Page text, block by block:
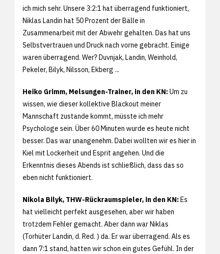
ich mich sehr. Unsere 3:2:1 hat überragend funktioniert,
Niklas Landin hat 50 Prozent der Bälle in
Zusammenarbeit mit der Abwehr gehalten. Das hat uns
Selbstvertrauen und Druck nach vorne gebracht. Einige
waren überragend. Wer? Duvnjak, Landin, Weinhold,
Pekeler, Bilyk, Nilsson, Ekberg ...
Heiko Grimm, Melsungen-Trainer, in den KN:Um zu
wissen, wie dieser kollektive Blackout meiner
Mannschaft zustande kommt, müsste ich mehr
Psychologe sein. Über 60 Minuten wurde es heute nicht
besser. Das war unangenehm. Dabei wollten wir es hier in
Kiel mit Lockerheit und Esprit angehen. Und die
Erkenntnis dieses Abends ist schließlich, dass das so
eben nicht funktioniert.
Nikola Bilyk, THW-Rückraumspieler, in den KN:Es
hat vielleicht perfekt ausgesehen, aber wir haben
trotzdem Fehler gemacht. Aber dann war Niklas
(Torhüter Landin, d. Red. ) da. Er war überragend. Als es
dann 7:1 stand, hatten wir schon ein gutes Gefühl. In der